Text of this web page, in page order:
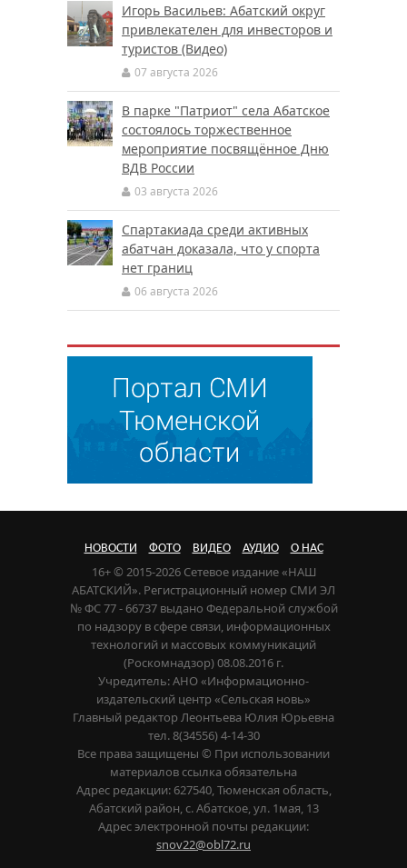
Игорь Васильев: Абатский округ
привлекателен для инвесторов и
туристов (Видео)
07 августа 2026
В парке "Патриот" села Абатское
состоялось торжественное
мероприятие посвящённое Дню
ВДВ России
03 августа 2026
Спартакиада среди активных
абатчан доказала, что у спорта
нет границ
06 августа 2026
НОВОСТИ ФОТО ВИДЕО АУДИО О НАС
16+ © 2015-2026 Сетевое издание «НАШ
АБАТСКИЙ». Регистрационный номер СМИ ЭЛ
№ ФС 77 - 66737 выдано Федеральной службой
по надзору в сфере связи, информационных
технологий и массовых коммуникаций
(Роскомнадзор) 08.08.2016 г.
Учредитель: АНО «Информационно-
издательский центр «Сельская новь»
Главный редактор Леонтьева Юлия Юрьевна
тел. 8(34556) 4-14-30
Все права защищены © При использовании
материалов ссылка обязательна
Адрес редакции: 627540, Тюменская область,
Абатский район, с. Абатское, ул. 1мая, 13
Адрес электронной почты редакции:
snov22@obl72.ru